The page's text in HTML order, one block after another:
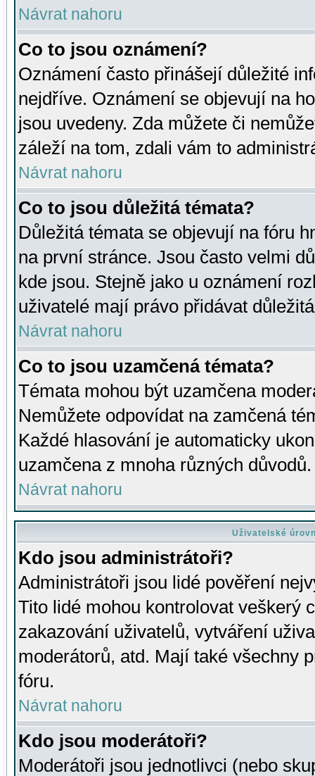
Návrat nahoru
Co to jsou oznámení?
Oznámení často přinášejí důležité
nejdříve. Oznámení se objevují na
jsou uvedeny. Zda můžete či
záleží na tom, zdali vám to
Návrat nahoru
Co to jsou důležitá témata?
Důležitá témata se objevují na fóru
na první stránce. Jsou často velmi
kde jsou. Stejně jako u oznámení
uživatelé mají právo přidávat
Návrat nahoru
Co to jsou uzamčená témata?
Témata mohou být uzamčena
Nemůžete odpovídat na zamčená
Každé hlasování je automaticky
uzamčena z mnoha různých důvodů.
Návrat nahoru
Uživatelské
Kdo jsou administrátoři?
Administrátoři jsou lidé pověření
Tito lidé mohou kontrolovat veškerý
zakazování uživatelů, vytváření
moderátorů, atd. Mají také všechny
fóru.
Návrat nahoru
Kdo jsou moderátoři?
Moderátoři jsou jednotlivci (nebo